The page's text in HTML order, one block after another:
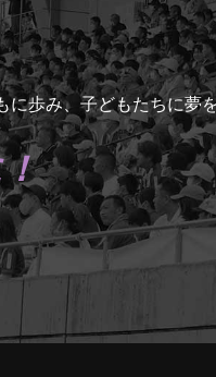
歩み、子どもたちに夢